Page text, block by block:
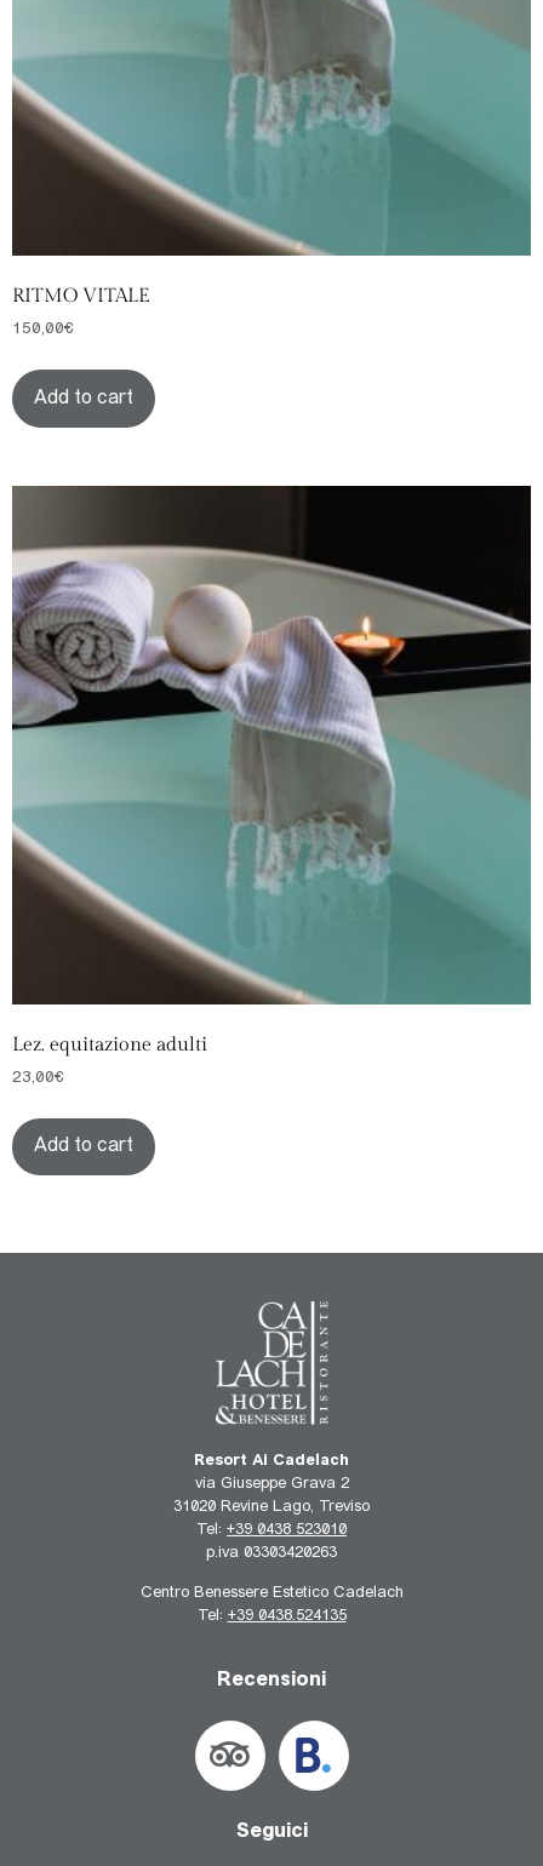
RITMO VITALE
150,00€
Add to cart
Lez. equitazione adulti
23,00€
Add to cart
Resort Ai Cadelach
via Giuseppe Grava 2
31020 Revine Lago, Treviso
Tel: +39 0438 523010
p.iva 03303420263
Centro Benessere Estetico Cadelach
Tel: +39 0438.524135
Recensioni
Seguici